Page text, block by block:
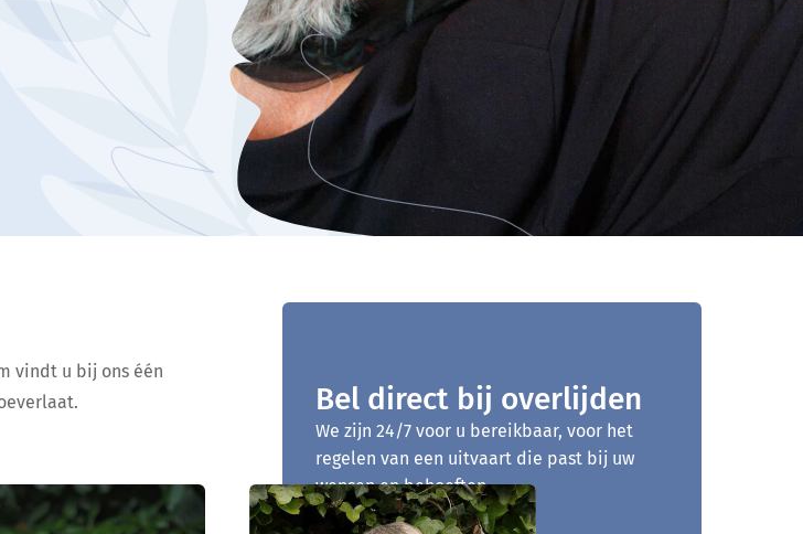
Bel direct bij overlijden
We zijn 24/7 voor u bereikbaar, voor het
regelen van een uitvaart die past bij uw
wensen en behoeften.
071 - 204 02 30
vindt u bij ons één